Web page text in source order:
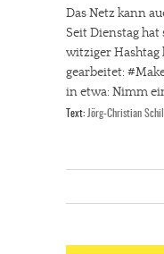
Das Netz kann
Seit Dienstag
witziger Hashtag
gearbeitet:
in etwa: Nimm
Text: Jörg-Christian